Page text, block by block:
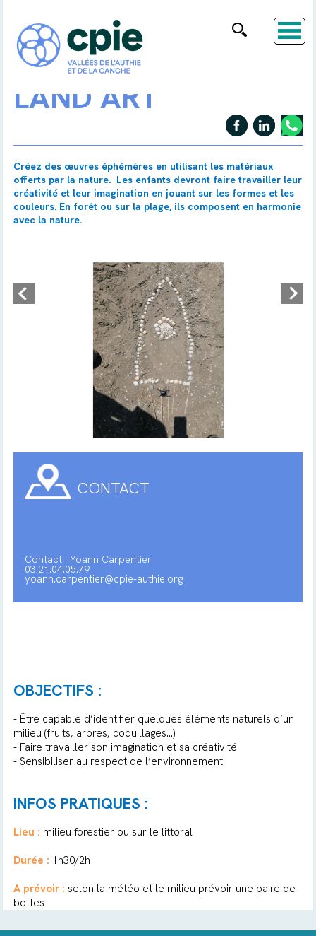
LAND ART
Créez des œuvres éphémères en utilisant les matériaux
offerts par la nature. Les enfants devront faire travailler leur
créativité et leur imagination en jouant sur les formes et les
couleurs. En forêt ou sur la plage, ils composent en harmonie
avec la nature.
CONTACT
Contact : Yoann Carpentier
03.21.04.05.79
yoann.carpentier@cpie-authie.org
OBJECTIFS :
- Être capable d’identifier quelques éléments naturels d’un
milieu (fruits, arbres, coquillages…)
- Faire travailler son imagination et sa créativité
- Sensibiliser au respect de l’environnement
INFOS PRATIQUES :
Lieu : milieu forestier ou sur le littoral
Durée : 1h30/2h
A prévoir : selon la météo et le milieu prévoir une paire de
bottes